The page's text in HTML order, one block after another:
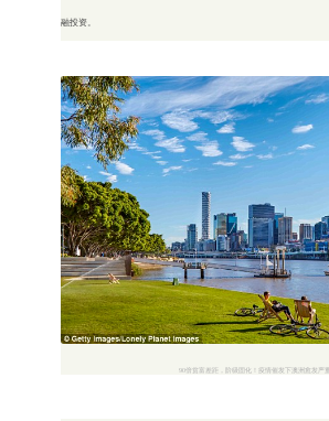
融投资。
90倍贫富差距，阶级固化！疫情催发下澳洲愈发严重